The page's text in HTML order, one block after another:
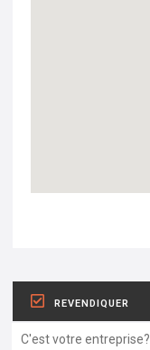
REVENDIQUER
C'est votre entreprise?